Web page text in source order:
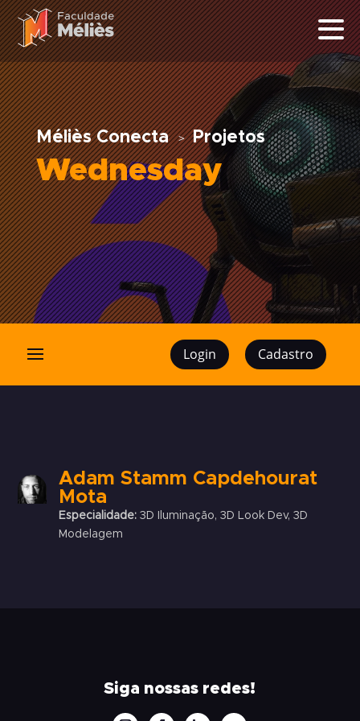
Méliès Conecta Projetos
Wednesday
Login Cadastro
Adam Stamm Capdehourat
Mota
Especialidade: 3D Iluminação, 3D Look Dev, 3D
Modelagem
Siga nossas redes!